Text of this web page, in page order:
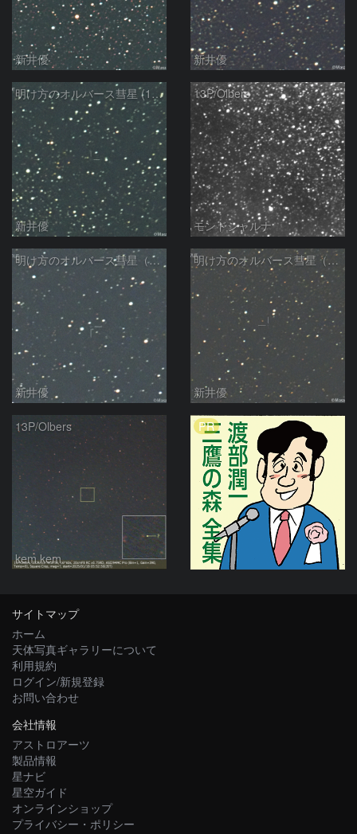
新井優 新井優
明け方のオルバース彗星 (13P)：2025/02/05
新井優
13P/Olbers
モンドシャルナ
明け方のオルバース彗星（13P)：2025/01/30
新井優
明け方のオルバース彗星（13P)：2025/01/27
新井優
13P/Olbers
kem.kem
PR
サイトマップ
ホーム
天体写真ギャラリーについて
利用規約
ログイン/新規登録
お問い合わせ
会社情報
アストロアーツ
製品情報
星ナビ
星空ガイド
オンラインショップ
プライバシー・ポリシー